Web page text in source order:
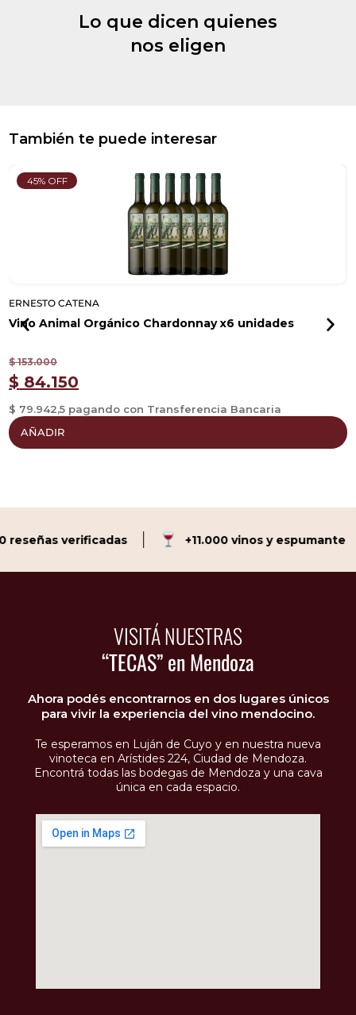
Lo que dicen quienes
nos eligen
También te puede interesar
45% OFF
ERNESTO CATENA
Vino Animal Orgánico Chardonnay x6 unidades
$153.000
$ 84.150
$ 79.942,5 pagando con Transferencia Bancaria
AÑADIR
verificadas +11.000 vinos y espumante
VISITÁ NUESTRAS
“TECAS” en Mendoza
Ahora podés encontrarnos en dos lugares únicos
para vivir la experiencia del vino mendocino.
Te esperamos en Luján de Cuyo y en nuestra nueva
vinoteca en Arístides 224, Ciudad de Mendoza.
Encontrá todas las bodegas de Mendoza y una cava
única en cada espacio.